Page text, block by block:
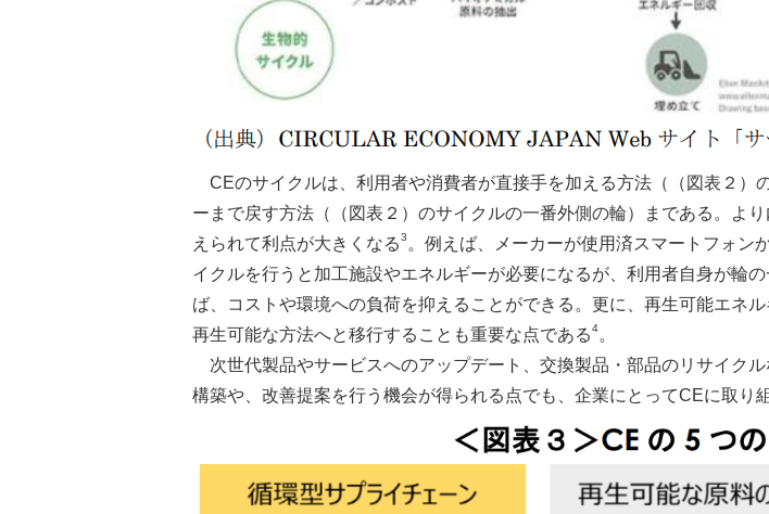
CEのサイクルは、利用者や消費者が直接手を加える方法（（図表２）
ーまで戻す方法（（図表２）のサイクルの一番外側の輪）まである。よ
えられて利点が大きくなる3。例えば、メーカーが使用済スマートフォン
イクルを行うと加工施設やエネルギーが必要になるが、利用者自身が輪
ば、コストや環境への負荷を抑えることができる。更に、再生可能エネ
再生可能な方法へと移行することも重要な点である4。
次世代製品やサービスへのアップデート、交換製品・部品のリサイク
構築や、改善提案を行う機会が得られる点でも、企業にとってCEに取り